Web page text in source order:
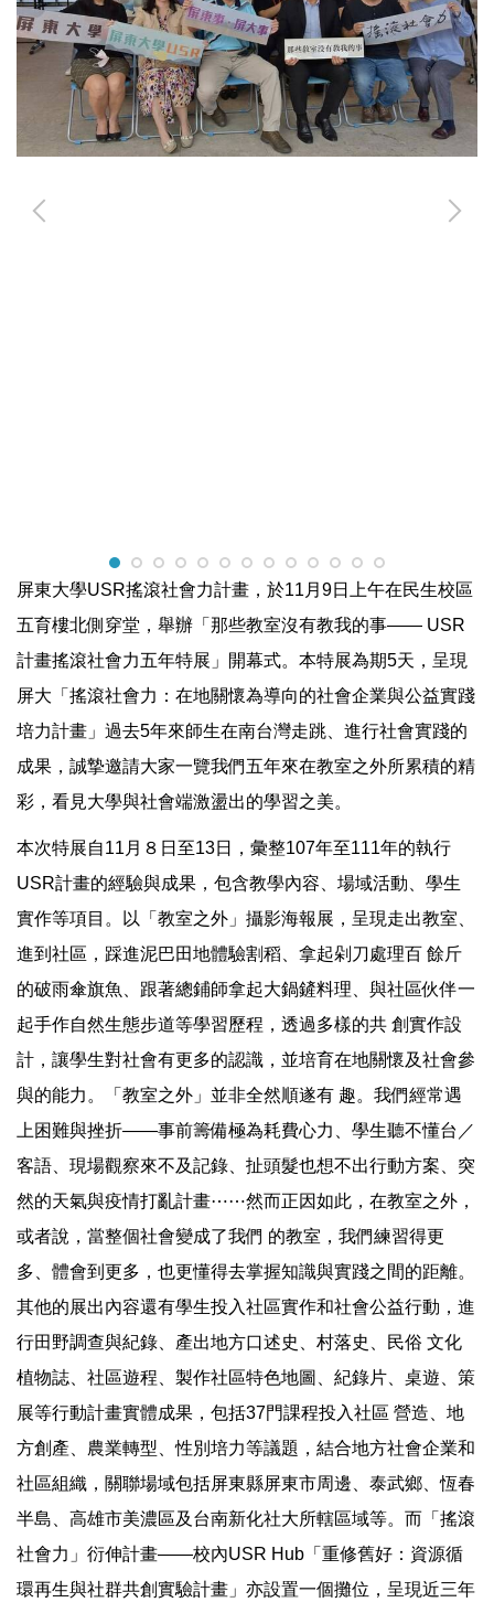
屏東大學USR搖滾社會力計畫，於11月9日上午在民生校區
五育樓北側穿堂，舉辦「那些教室沒有教我的事—— USR
計畫搖滾社會力五年特展」開幕式。本特展為期5天，呈現
屏大「搖滾社會力：在地關懷為導向的社會企業與公益實踐
培力計畫」過去5年來師生在南台灣走跳、進行社會實踐的
成果，誠摯邀請大家一覽我們五年來在教室之外所累積的精
彩，看見大學與社會端激盪出的學習之美。
本次特展自11月８日至13日，彙整107年至111年的執行
USR計畫的經驗與成果，包含教學內容、場域活動、學生
實作等項目。以「教室之外」攝影海報展，呈現走出教室、
進到社區，踩進泥巴田地體驗割稻、拿起剁刀處理百 餘斤
的破雨傘旗魚、跟著總鋪師拿起大鍋鏟料理、與社區伙伴一
起手作自然生態步道等學習歷程，透過多樣的共 創實作設
計，讓學生對社會有更多的認識，並培育在地關懷及社會參
與的能力。「教室之外」並非全然順遂有 趣。我們經常遇
上困難與挫折——事前籌備極為耗費心力、學生聽不懂台／
客語、現場觀察來不及記錄、扯頭髮也想不出行動方案、突
然的天氣與疫情打亂計畫⋯⋯然而正因如此，在教室之外，
或者說，當整個社會變成了我們 的教室，我們練習得更
多、體會到更多，也更懂得去掌握知識與實踐之間的距離。
其他的展出內容還有學生投入社區實作和社會公益行動，進
行田野調查與紀錄、產出地方口述史、村落史、民俗 文化
植物誌、社區遊程、製作社區特色地圖、紀錄片、桌遊、策
展等行動計畫實體成果，包括37門課程投入社區 營造、地
方創產、農業轉型、性別培力等議題，結合地方社會企業和
社區組織，關聯場域包括屏東縣屏東市周邊、泰武鄉、恆春
半島、高雄市美濃區及台南新化社大所轄區域等。而「搖滾
社會力」衍伸計畫——校內USR Hub「重修舊好：資源循
環再生與社群共創實驗計畫」亦設置一個攤位，呈現近三年